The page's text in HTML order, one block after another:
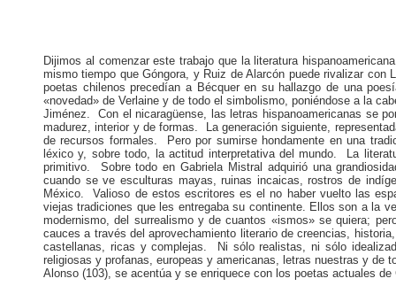
Dijimos al comenzar este trabajo que la literatura
mismo tiempo que Góngora, y Ruiz de Alarcón puede rivalizar
poetas chilenos precedían a Bécquer en su hallazgo de una
«novedad» de Verlaine y de todo el simbolismo, poniéndose a la
Jiménez. Con el nicaragüense, las letras hispanoamericanas se
madurez, interior y de formas. La generación siguiente,
de recursos formales. Pero por sumirse hondamente en una
léxico y, sobre todo, la actitud interpretativa del mundo. La
primitivo. Sobre todo en Gabriela Mistral adquirió una
cuando se ve esculturas mayas, ruinas incaicas, rostros de
México. Valioso de estos escritores es el no haber vuelto las
viejas tradiciones que les entregaba su continente. Ellos son a la
modernismo, del surrealismo y de cuantos «ismos» se quiera;
cauces a través del aprovechamiento literario de creencias,
castellanas, ricas y complejas. Ni sólo realistas, ni sólo
religiosas y profanas, europeas y americanas, letras nuestras y
Alonso (103), se acentúa y se enriquece con los poetas actuales de